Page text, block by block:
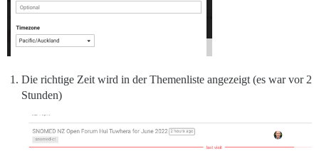
Die richtige Zeit wird in der Themenliste angezeigt (es war vor 2
Stunden)